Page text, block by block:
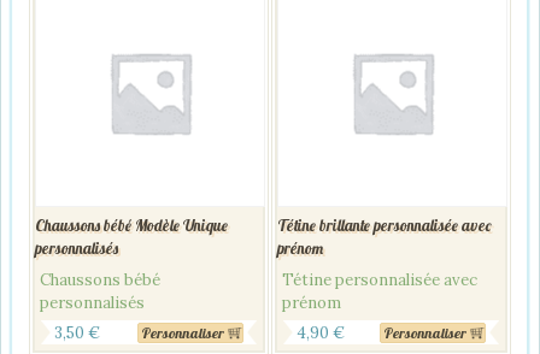
Chaussons bébé Modèle Unique
personnalisés
Chaussons bébé
personnalisés
3,50 € Personnaliser
Tétine brillante personnalisée avec
prénom
Tétine personnalisée avec
prénom
4,90 € Personnaliser